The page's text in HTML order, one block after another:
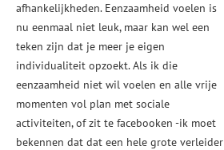
afhankelijkheden. Eenzaamheid voelen is
nu eenmaal niet leuk, maar kan wel een
teken zijn dat je meer je eigen
individualiteit opzoekt. Als ik die
eenzaamheid niet wil voelen en alle vrije
momenten vol plan met sociale
activiteiten, of zit te facebooken -ik moet
bekennen dat dat een hele grote verleider